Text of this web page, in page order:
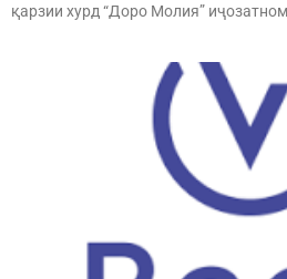
қарзии хурд “Доро Молия”